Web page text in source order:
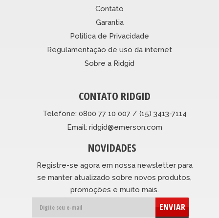
Contato
Garantia
Política de Privacidade
Regulamentação de uso da internet
Sobre a Ridgid
CONTATO RIDGID
Telefone: 0800 77 10 007 / (15) 3413-7114
Email: ridgid@emerson.com
NOVIDADES
Registre-se agora em nossa newsletter para
se manter atualizado sobre novos produtos,
promoções e muito mais.
ENVIAR